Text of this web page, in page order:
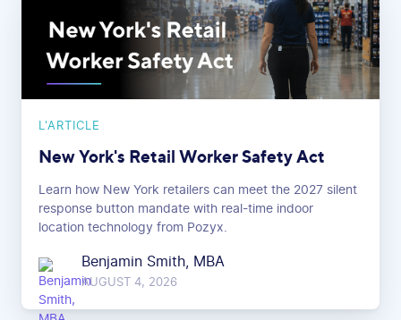
L'ARTICLE
New York's Retail Worker Safety Act
Learn how New York retailers can meet the 2027 silent
response button mandate with real-time indoor
location technology from Pozyx.
Benjamin Smith, MBA
AUGUST 4, 2026